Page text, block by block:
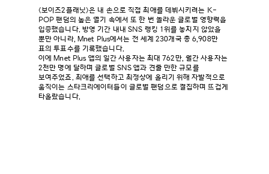
<보이즈2플래닛>은 내 손으로 직접 최애를 데뷔시키려는 K-
POP 팬덤의 높은 열기 속에서 또 한 번 놀라운 글로벌 영향력을
입증했습니다. 방영 기간 내내 SNS 랭킹 1위를 놓치지 않았을
뿐만 아니라, Mnet Plus에서는 전 세계 230개국 총 6,908만
표의 투표수를 기록했습니다.
이에 Mnet Plus 앱의 일간 사용자는 최대 762만, 월간 사용자는
2천만 명에 달하며 글로벌 SNS 앱과 견줄 만한 규모를
보여주었죠. 최애를 선택하고 최정상에 올리기 위해 자발적으로
움직이는 스타크리에이터들이 글로벌 팬덤으로 결집하며 뜨겁게
타올랐습니다.